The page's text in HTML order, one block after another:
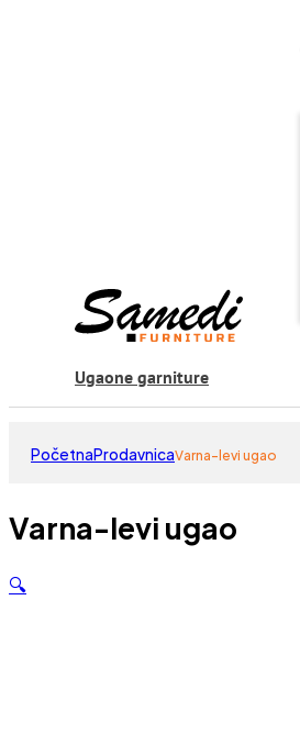
Ugaone garniture
PočetnaProdavnicaVarna-levi ugao
Varna-levi ugao
🔍